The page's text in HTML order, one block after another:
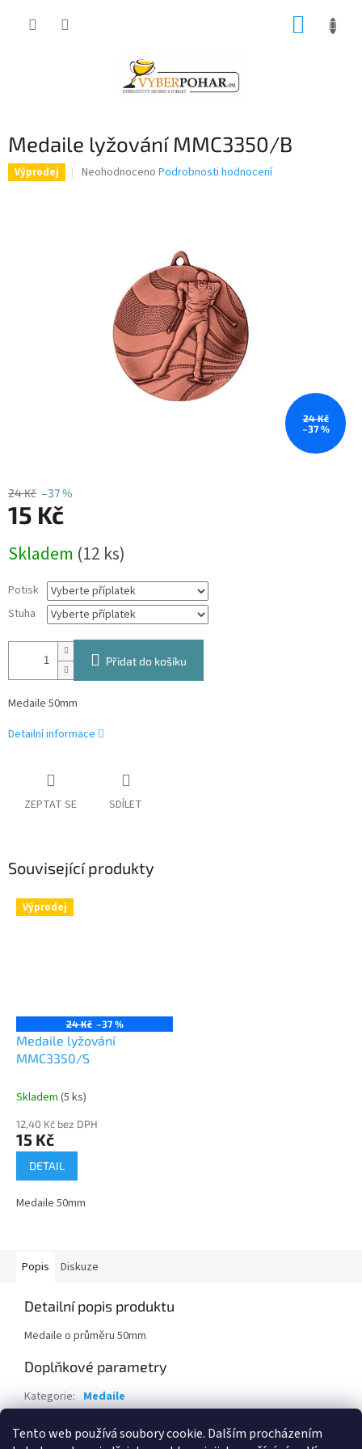
Tento web používá soubory cookie. Dalším procházením
Medaile lyžování MMC3350/B
Výprodej
Průměrné
Neohodnoceno Podrobnosti hodnocení
24 Kč
–37 %
24 Kč –37 %
15 Kč
cena:
Skladem (12 ks)
Potisk
Stuha
Přidat do košíku
Medaile 50mm
Detailní informace
ZEPTAT SE SDÍLET
Související produkty
Výprodej
24 Kč –37 %
Medaile lyžování
MMC3350/S
Skladem (5 ks)
12,40 Kč bez DPH
15 Kč
DETAIL
Medaile 50mm
Popis Diskuze
Detailní popis produktu
Medaile o průměru 50mm
Doplňkové parametry
Kategorie: Medaile
Potisk: - vlastní motiv